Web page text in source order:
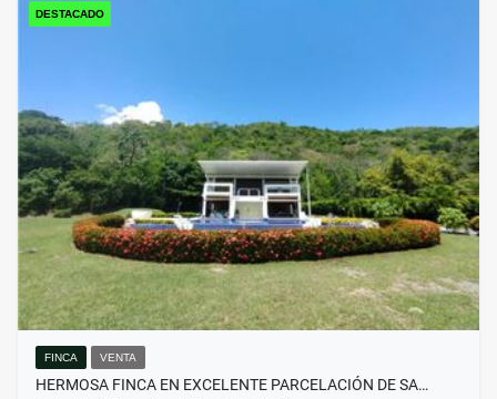
DESTACADO
FINCA VENTA
HERMOSA FINCA EN EXCELENTE PARCELACIÓN DE SA…